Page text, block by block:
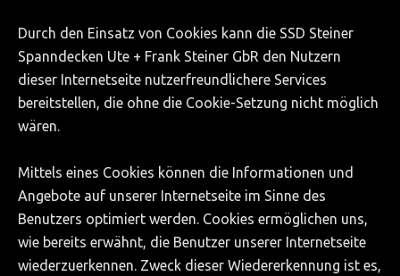
Durch den Einsatz von Cookies kann die SSD Steiner
Spanndecken Ute + Frank Steiner GbR den Nutzern
dieser Internetseite nutzerfreundlichere Services
bereitstellen, die ohne die Cookie-Setzung nicht möglich
wären.
Mittels eines Cookies können die Informationen und
Angebote auf unserer Internetseite im Sinne des
Benutzers optimiert werden. Cookies ermöglichen uns,
wie bereits erwähnt, die Benutzer unserer Internetseite
wiederzuerkennen. Zweck dieser Wiedererkennung ist es,